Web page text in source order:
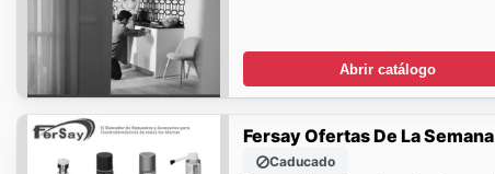
Abrir catálogo
Fersay Ofertas De La Semana
Caducado